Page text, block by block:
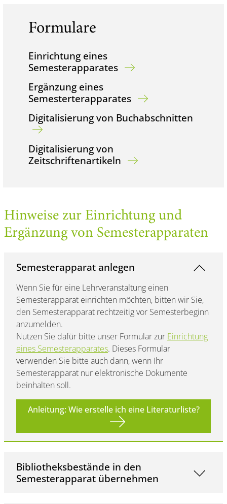
Formulare
Einrichtung eines
Semesterapparates
Ergänzung eines
Semesterterapparates
Digitalisierung von Buchabschnitten
Digitalisierung von
Zeitschriftenartikeln
Hinweise zur Einrichtung und
Ergänzung von Semesterapparaten
Semesterapparat anlegen
Wenn Sie für eine Lehrveranstaltung einen
Semesterapparat einrichten möchten, bitten wir Sie,
den Semesterapparat rechtzeitig vor Semesterbeginn
anzumelden.
Nutzen Sie dafür bitte unser Formular zur Einrichtung
eines Semesterapparates. Dieses Formular
verwenden Sie bitte auch dann, wenn Ihr
Semesterapparat nur elektronische Dokumente
beinhalten soll.
Anleitung: Wie erstelle ich eine Literaturliste?
Bibliotheksbestände in den
Semesterapparat übernehmen